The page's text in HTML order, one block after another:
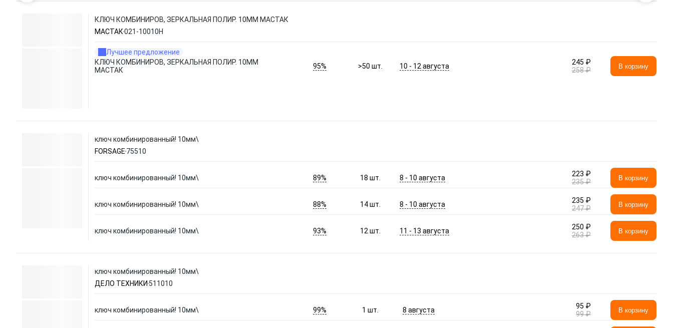
КЛЮЧ КОМБИНИРОВ, ЗЕРКАЛЬНАЯ ПОЛИР. 10ММ МАСТАК
МАСТАК021-10010H
Лучшее предложение
КЛЮЧ КОМБИНИРОВ, ЗЕРКАЛЬНАЯ ПОЛИР. 10ММ
МАСТАК
95% >50шт. 10 - 12 августа
245 ₽
258 ₽
В корзину
ключ комбинированный! 10мм\
FORSAGE 75510
ключ комбинированный! 10мм\ 89% 18шт. 8 - 10 августа
223 ₽
235 ₽
В корзину
ключ комбинированный! 10мм\ 88% 14шт. 8 - 10 августа
235 ₽
247 ₽
В корзину
ключ комбинированный! 10мм\ 93% 12шт. 11 - 13 августа
250 ₽
263 ₽
В корзину
ключ комбинированный! 10мм\
ДЕЛО ТЕХНИКИ 511010
ключ комбинированный! 10мм\ 99% 1шт. 8 августа
95 ₽
99 ₽
В корзину